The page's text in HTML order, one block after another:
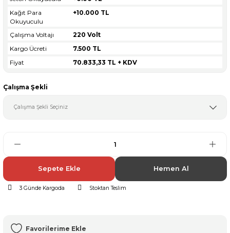
Kağıt Para
Okuyuculu
+10.000 TL
Çalışma Voltajı
220 Volt
Kargo Ücreti
7.500 TL
Fiyat
70.833,33 TL + KDV
Çalışma Şekli
Sepete Ekle Hemen Al
3 Günde Kargoda Stoktan Teslim